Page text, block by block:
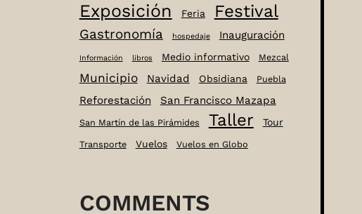
Exposición Feria Festival
Gastronomía hospedaje Inauguración
Información libros Medio informativo Mezcal
Municipio Navidad Obsidiana Puebla
Reforestación San Francisco Mazapa
San Martín de las Pirámides Taller Tour
Transporte Vuelos Vuelos en Globo
COMMENTS